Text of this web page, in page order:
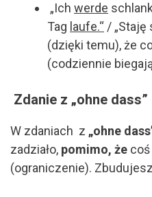
„Ich werde
Tag laufe.“ /
(dzięki temu), że
(codziennie
Zdanie z „ohne dass”
W zdaniach z „ohne
zadziało, pomimo, że
(ograniczenie).